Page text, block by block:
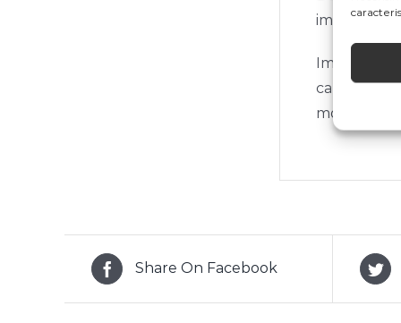
impreuna
Imaginile
ca
modificări
Share On Facebook